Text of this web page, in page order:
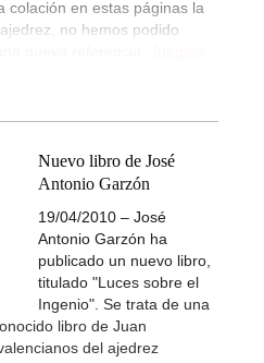
colación en estas páginas la
no hemos podido
Nuevo libro de José
Antonio Garzón
19/04/2010 – José
Antonio Garzón ha
publicado un nuevo libro,
titulado "Luces sobre el
Ingenio". Se trata de una
libro de Juan
del ajedrez